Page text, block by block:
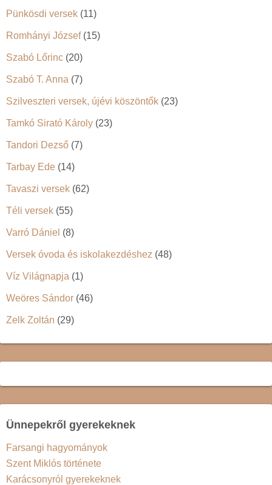
Pünkösdi versek (11)
Romhányi József(15)
Szabó Lőrinc (20)
Szabó T. Anna (7)
Szilveszteri versek, újévi köszöntők (23)
Tamkó Sirató Károly (23)
Tandori Dezső (7)
Tarbay Ede (14)
Tavaszi versek (62)
Téli versek (55)
Varró Dániel (8)
Versek óvoda és iskolakezdéshez (48)
Víz Világnapja (1)
Weöres Sándor (46)
Zelk Zoltán (29)
Ünnepekről gyerekeknek
Farsangi hagyományok
Szent Miklós története
Karácsonyról gyerekeknek